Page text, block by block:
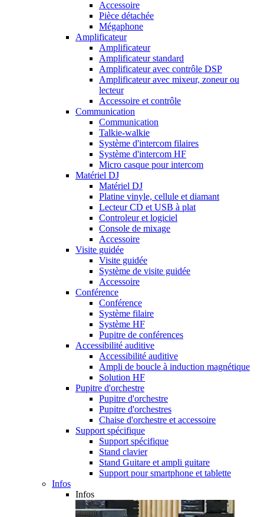
Accessoire
Pièce détachée
Mégaphone
Amplificateur
Amplificateur
Amplificateur standard
Amplificateur avec contrôle DSP
Amplificateur avec mixeur, zoneur ou
lecteur
Accessoire et contrôle
Communication
Communication
Talkie-walkie
Système d'intercom filaires
Système d'intercom HF
Micro casque pour intercom
Matériel DJ
Matériel DJ
Platine vinyle, cellule et diamant
Lecteur CD et USB à plat
Controleur et logiciel
Console de mixage
Accessoire
Visite guidée
Visite guidée
Système de visite guidée
Accessoire
Conférence
Conférence
Système filaire
Système HF
Pupitre de conférences
Accessibilité auditive
Accessibilité auditive
Ampli de boucle à induction magnétique
Solution HF
Pupitre d'orchestre
Pupitre d'orchestre
Pupitre d'orchestres
Chaise d'orchestre et accessoire
Support spécifique
Support spécifique
Stand clavier
Stand Guitare et ampli guitare
Support pour smartphone et tablette
Infos
Infos